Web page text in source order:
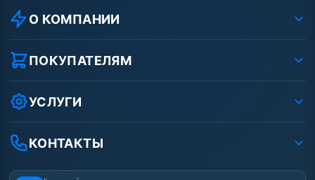
О КОМПАНИИ
О компании
Реквизиты ООО «Шоп АВД»
Условия соглашения
Вакансии
Статьи
ПОКУПАТЕЛЯМ
Как заказать?
Оплата
Лизинг
Получить скидку
УСЛУГИ
Ремонт АВД
Сертификаты
Отзывы наших клиентов
КОНТАКТЫ